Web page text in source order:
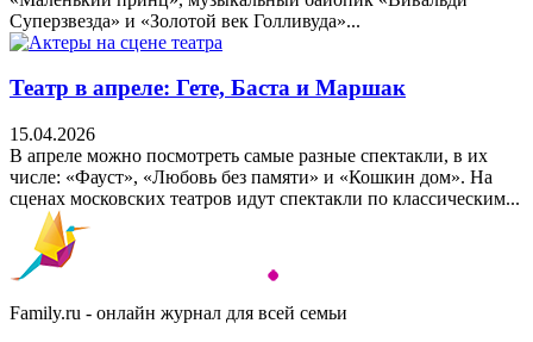
Суперзвезда» и «Золотой век Голливуда»...
Театр в апреле: Гете, Баста и Маршак
15.04.2026
В апреле можно посмотреть самые разные спектакли, в их
числе: «Фауст», «Любовь без памяти» и «Кошкин дом». На
сценах московских театров идут спектакли по классическим...
Family.ru - онлайн журнал для всей семьи